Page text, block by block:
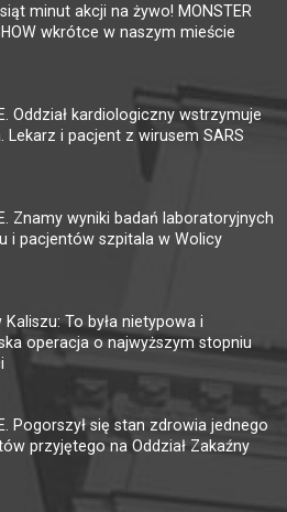
minut akcji na żywo! MONSTER
wkrótce w naszym mieście
Oddział kardiologiczny wstrzymuje
Lekarz i pacjent z wirusem SARS
Znamy wyniki badań laboratoryjnych
i pacjentów szpitala w Wolicy
Kaliszu: To była nietypowa i
operacja o najwyższym stopniu
Pogorszył się stan zdrowia jednego
przyjętego na Oddział Zakaźny